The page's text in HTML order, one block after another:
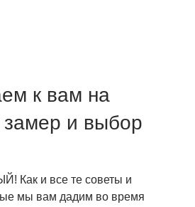
к вам на
замер и выбор
Как и все те советы и
мы вам дадим во время